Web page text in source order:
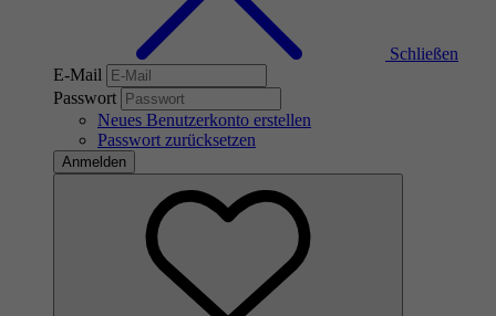
Schließen
E-Mail
Passwort
Neues Benutzerkonto erstellen
Passwort zurücksetzen
Anmelden